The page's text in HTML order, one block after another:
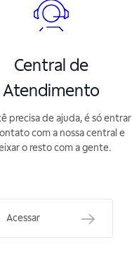
Central de
Atendimento
precisa de ajuda, é só entrar
com a nossa central e
o resto com a gente.
Acessar